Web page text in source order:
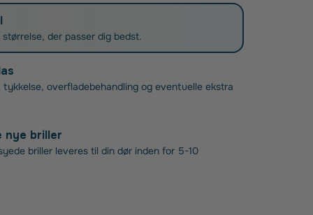
størrelse, der passer dig bedst.
overfladebehandling og eventuelle ekstra
nye briller
briller leveres til din dør inden for 5-10